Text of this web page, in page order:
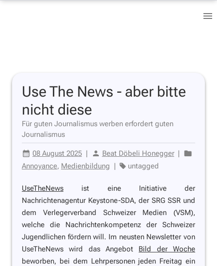
Use The News - aber bitte
nicht diese
Für guten Journalismus werben erfordert guten
Journalismus
08 August 2025 | Beat Döbeli Honegger |
Annoyance, Medienbildung | untagged
UseTheNews ist eine Initiative der
Nachrichtenagentur Keystone-SDA, der SRG SSR und
dem Verlegerverband Schweizer Medien (VSM),
welche die Nachrichtenkompetenz der Schweizer
Jugendlichen fördern will. Im neusten Newsletter von
UseTheNews wird das Angebot Bild der Woche
beworben, bei dem Lehrpersonen jeden Freitag ein